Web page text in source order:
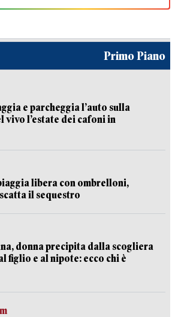
Primo Piano
e parcheggia l’auto sulla
vivo l’estate dei cafoni in
libera con ombrelloni,
il sequestro
donna precipita dalla scogliera
figlio e al nipote: ecco chi è